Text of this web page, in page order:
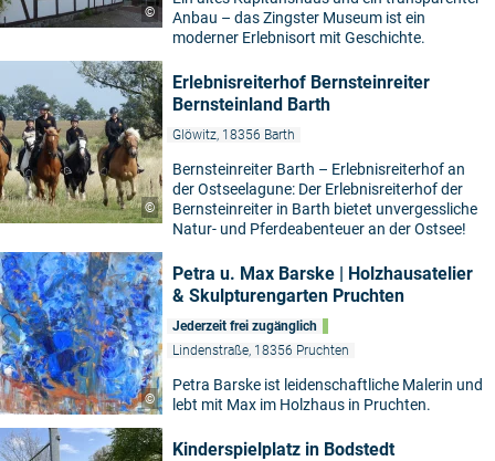
©
Anbau – das Zingster Museum ist ein
moderner Erlebnisort mit Geschichte.
©
Erlebnisreiterhof Bernsteinreiter
Bernsteinland Barth
Glöwitz, 18356 Barth
Bernsteinreiter Barth – Erlebnisreiterhof an
der Ostseelagune: Der Erlebnisreiterhof der
Bernsteinreiter in Barth bietet unvergessliche
Natur- und Pferdeabenteuer an der Ostsee!
©
Petra u. Max Barske | Holzhausatelier
& Skulpturengarten Pruchten
Jederzeit frei zugänglich
Lindenstraße, 18356 Pruchten
Petra Barske ist leidenschaftliche Malerin und
lebt mit Max im Holzhaus in Pruchten.
Kinderspielplatz in Bodstedt